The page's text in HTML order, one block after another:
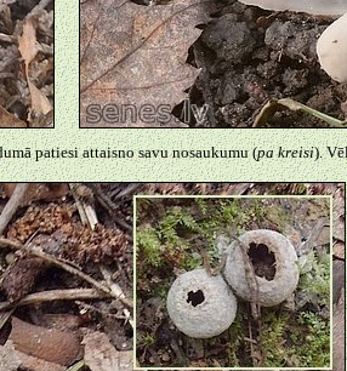
patiesi attaisno savu nosaukumu (pa kreisi).